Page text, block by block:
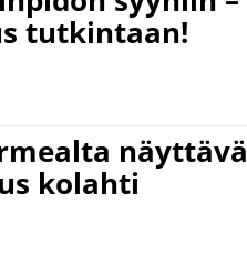
tutkintaan!
näyttävä
kolahti